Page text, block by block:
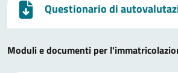
Questionario di
Moduli e documenti per